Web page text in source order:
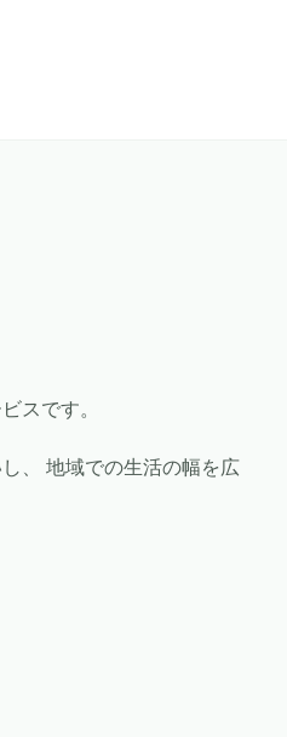
スです。
、 地域での生活の幅を広